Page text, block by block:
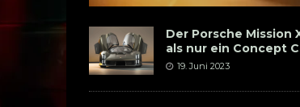
Der Porsche Mission
als nur ein Concept
19. Juni 2023